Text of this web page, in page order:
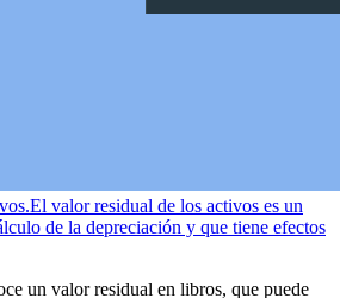
El valor residual de los activos es un
de la depreciación y que tiene efectos
un valor residual en libros, que puede